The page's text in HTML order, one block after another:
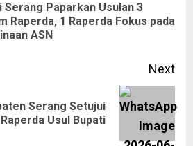
Serang Paparkan Usulan 3
Raperda, 1 Raperda Fokus pada
ASN
Next
Serang Setujui
Usul Bupati